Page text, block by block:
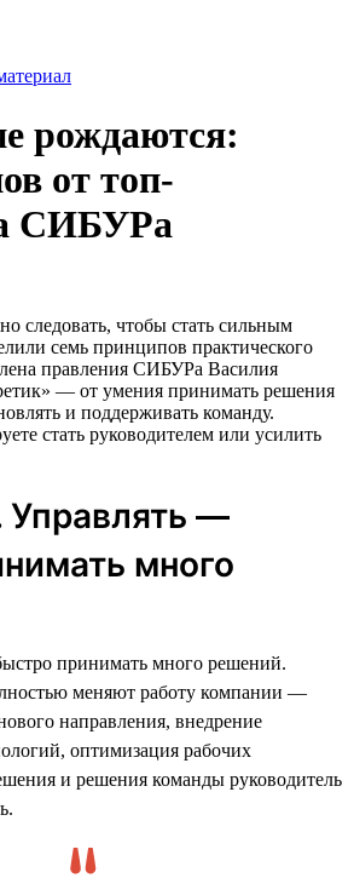
рождаются:
от топ-
СИБУРа
следовать, чтобы стать сильным
семь принципов практического
правления СИБУРа Василия
— от умения принимать решения
и поддерживать команду.
стать руководителем или усилить
Управлять —
много
принимать много решений.
меняют работу компании —
направления, внедрение
оптимизация рабочих
и решения команды руководитель